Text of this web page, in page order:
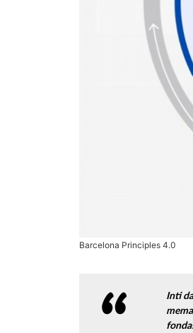
Barcelona Principles 4.0
Inti